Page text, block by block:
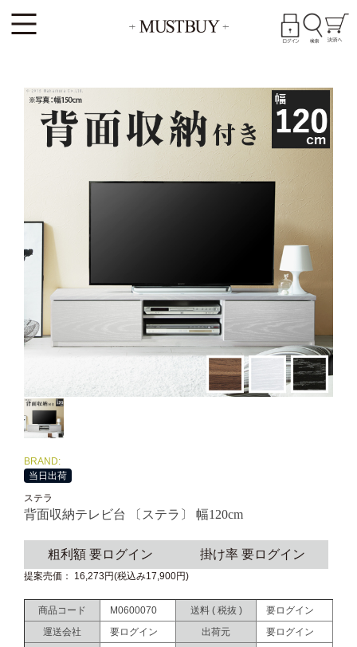
BRAND:
当日出荷
ステラ
背面収納テレビ台 〔ステラ〕 幅120cm
粗利額 要ログイン 掛け率 要ログイン
提案売価： 16,273円(税込み17,900円)
商品コード M0600070 送料 ( 税抜 )
要ログイン
運送会社
要ログイン 出荷元
要ログイン